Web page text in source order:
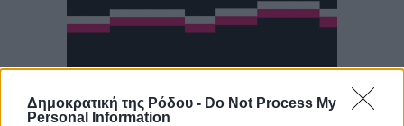
Δημοκρατική της Ρόδου - Do Not Process My
Personal Information